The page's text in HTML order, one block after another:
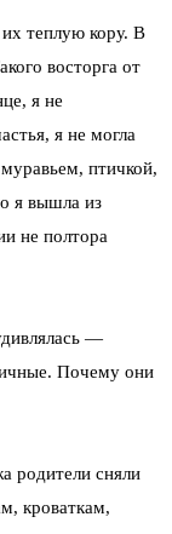
теплую кору. В
восторга от
я не
я не могла
птичкой,
я вышла из
не полтора
—
Почему они
родители сняли
кроваткам,